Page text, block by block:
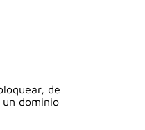
de
dominio